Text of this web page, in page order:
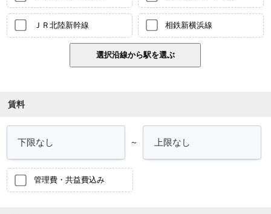
ＪＲ北陸新幹線 相鉄新横浜線
賃料
～
管理費・共益費込み